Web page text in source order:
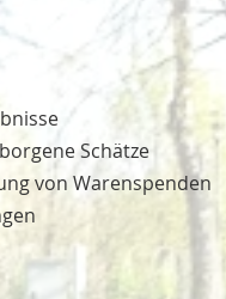
Schätze
von Warenspenden